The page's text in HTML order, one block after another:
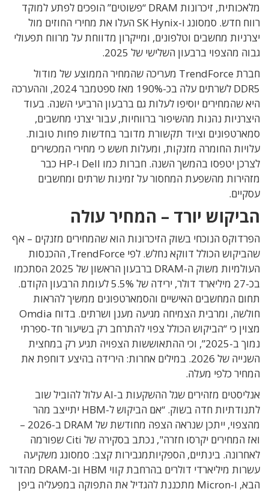
מלאכותית, זיכרונות DRAM “פשוטים” הופכים לפתע למוקד
רווח חדש. סמסונג ו-SK Hynix העלו את מחירי החוזים מול
יצרניות מחשבים וטלפונים, ומייקרון מדווחת על מרווח תפעולי
גבוה מהצפוי ברבעון השלישי של 2025.
חברת TrendForce מעריכה שהמחיר הממוצע של מודול
DDR5 לשרתים עלה בכ-190% מאז ספטמבר 2024, וההערכה
היא שהמחירים יוסיפו לעלות גם ברבעון הרביעי השנה. בעוד
היצרניות נהנות מהשיפור ברווחיות, עבור יצרני מחשבים,
סמארטפונים וציוד תקשורת מדובר בחדשות פחות טובות.
עלויות החומרה מזנקות, ומעלות חשש כי מחירי המכשירים
לצרכן יטפסו בהמשך השנה. חברות כמו Dell ו-HP כבר
מזהירות מהשפעת המחסור על זמינות שרתים ומחשבים
עסקיים.
הביקוש יורד – המחיר עולה
הפרדוקס הנוכחי בשוק הזיכרונות הוא שהמחירים מזנקים – אף
שהביקוש הכולל דווקא נחלש. לפי TrendForce, ההכנסות
העולמיות משוק ה-DRAM ברבעון הראשון של 2025 הסתכמו
בכ-27 מיליארד דולר, ירידה של 5.5% לעומת הרבעון הקודם.
תחום המחשבים האישיים והסמארטפונים ממשיך להראות
חולשה, ומרבית הצמיחה מגיעה מענן ושרתים. בדוח Omdia
מצוין כי “הביקוש הכולל צפוי להתרחב רק בשיעור חד-ספרתי
נמוך ב-2025”, וכי ההתאוששות הצפויה תגיע רק במחצית
השנייה של 2026. במילים אחרות: הירידה בהיצע דוחפת את
המחיר כלפי מעלה.
אנליסטים מזהירים שגל ההשקעות ב-AI עלול להוביל שוב
לתנודתיות חדה בשוק. “אם הביקוש ל-HBM יתייצב מהר
מהצפוי, ייתכן שנראה הצפה מחודשת של DRAM ב-2026 –
ואז המחירים יקרסו חזרה", נכתב בסקירה של Citi שפורמה
לאחרונה. בינתיים, הספקיותמגבירות קצב: סמסונג משקיעה
עשרות מיליארדי דולרים בהרחבת קווי HBM וב-DRAM מהדור
הבא, ו-Micron מתכננת להגדיל את התפוקה במפעליה ביפן